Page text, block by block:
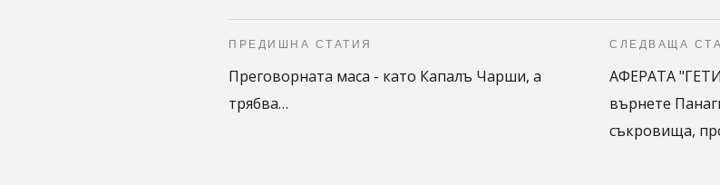
ПРЕДИШНА СТАТИЯ
Преговорната маса - като Капалъ Чарши, а
трябва…
СЛЕДВАЩА
АФЕРАТА
върнете
съкровища,